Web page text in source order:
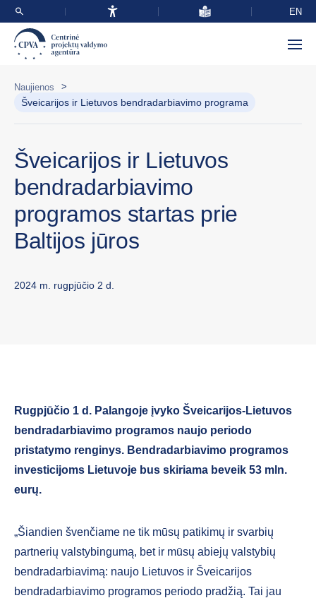
EN
Naujienos >
Šveicarijos ir Lietuvos bendradarbiavimo programa
Šveicarijos ir Lietuvos
bendradarbiavimo
programos startas prie
Baltijos jūros
2024 m. rugpjūčio 2 d.
Rugpjūčio 1 d. Palangoje įvyko Šveicarijos-Lietuvos
bendradarbiavimo programos naujo periodo
pristatymo renginys. Bendradarbiavimo programos
investicijoms Lietuvoje bus skiriama beveik 53 mln.
eurų.
„Šiandien švenčiame ne tik mūsų patikimų ir svarbių
partnerių valstybingumą, bet ir mūsų abiejų valstybių
bendradarbiavimą: naujo Lietuvos ir Šveicarijos
bendradarbiavimo programos periodo pradžią. Tai jau